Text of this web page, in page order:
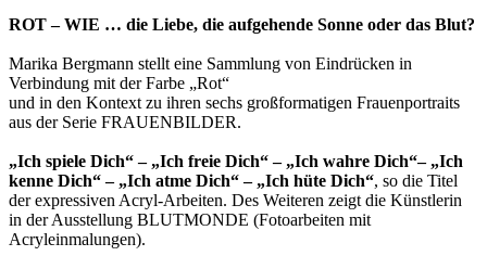
ROT – WIE … die Liebe, die aufgehende Sonne oder das Blut?
Marika Bergmann stellt eine Sammlung von Eindrücken in
Verbindung mit der Farbe „Rot“
und in den Kontext zu ihren sechs großformatigen Frauenportraits
aus der Serie FRAUENBILDER.
„Ich spiele Dich“ – „Ich freie Dich“ – „Ich wahre Dich“– „Ich
kenne Dich“ – „Ich atme Dich“ – „Ich hüte Dich“, so die Titel
der expressiven Acryl-Arbeiten. Des Weiteren zeigt die Künstlerin
in der Ausstellung BLUTMONDE (Fotoarbeiten mit
Acryleinmalungen).